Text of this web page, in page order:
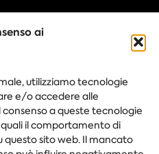
ai
utilizziamo tecnologie
e/o accedere alle
a queste tecnologie
il comportamento di
questo sito web. Il mancato